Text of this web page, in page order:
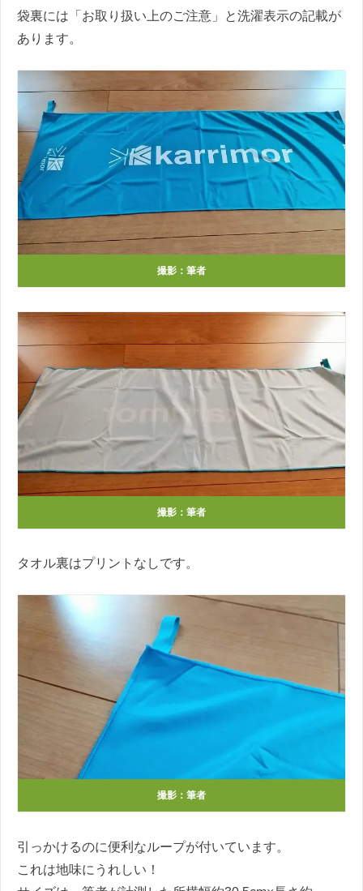
袋裏には「お取り扱い上のご注意」と洗濯表示の記載が
あります。
撮影：筆者
撮影：筆者
タオル裏はプリントなしです。
撮影：筆者
引っかけるのに便利なループが付いています。
これは地味にうれしい！